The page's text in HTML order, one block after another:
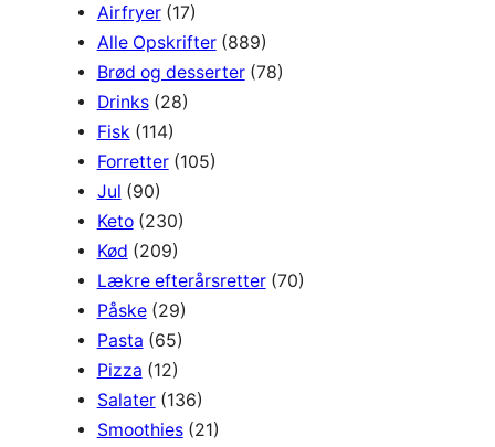
Airfryer(17)
Alle Opskrifter(889)
Brød og desserter(78)
Drinks(28)
Fisk (114)
Forretter(105)
Jul (90)
Keto(230)
Kød (209)
Lækre efterårsretter(70)
Påske(29)
Pasta (65)
Pizza (12)
Salater(136)
Smoothies(21)